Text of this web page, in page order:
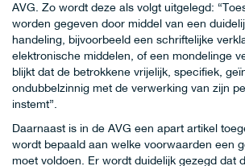
AVG. Zo wordt deze als volgt uitgelegd:
worden gegeven door middel van een
handeling, bijvoorbeeld een schriftelijke
elektronische middelen, of een mondelinge
blijkt dat de betrokkene vrijelijk, specifiek,
ondubbelzinnig met de verwerking van zijn
instemt”.
Daarnaast is in de AVG een apart artikel
wordt bepaald aan welke voorwaarden een
moet voldoen. Er wordt duidelijk gezegd dat